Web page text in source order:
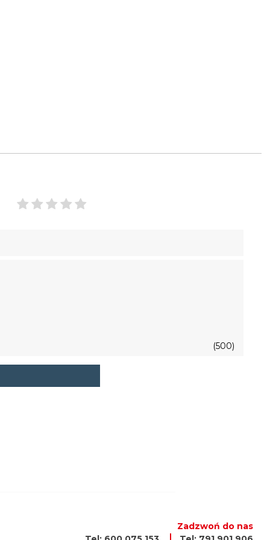
(500)
Zadzwoń do nas